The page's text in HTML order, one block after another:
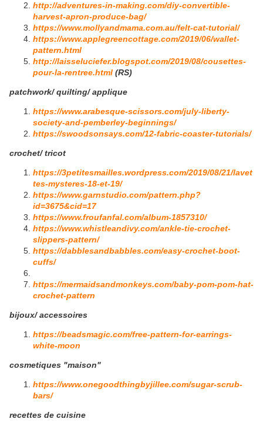
http://adventures-in-making.com/diy-convertible-
harvest-apron-produce-bag/
https://www.mollyandmama.com.au/felt-cat-tutorial/
https://www.applegreencottage.com/2019/06/wallet-
pattern.html
http://laisseluciefer.blogspot.com/2019/08/cousettes-
pour-la-rentree.html (RS)
patchwork/ quilting/ applique
https://www.arabesque-scissors.com/july-liberty-
society-and-pemberley-beginnings/
https://swoodsonsays.com/12-fabric-coaster-tutorials/
crochet/ tricot
https://3petitesmailles.wordpress.com/2019/08/21/lavet
tes-mysteres-18-et-19/
https://www.garnstudio.com/pattern.php?
id=3675&cid=17
https://www.froufanfal.com/album-1857310/
https://www.whistleandivy.com/ankle-tie-crochet-
slippers-pattern/
https://dabblesandbabbles.com/easy-crochet-boot-
cuffs/
https://mermaidsandmonkeys.com/baby-pom-pom-hat-
crochet-pattern
bijoux/ accessoires
https://beadsmagic.com/free-pattern-for-earrings-
white-moon
cosmetiques "maison"
https://www.onegoodthingbyjillee.com/sugar-scrub-
bars/
recettes de cuisine